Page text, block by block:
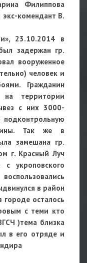
Филиппова
экс-комендант В.
23.10.2014 в
задержан гр.
вооруженное
человек и
Гражданин
территории
с них 3000-
Так же в
замешана гр.
г. Красный Луч
укроповского
в район
городе осталось
с теми кто
)тема близка
в его отряде и